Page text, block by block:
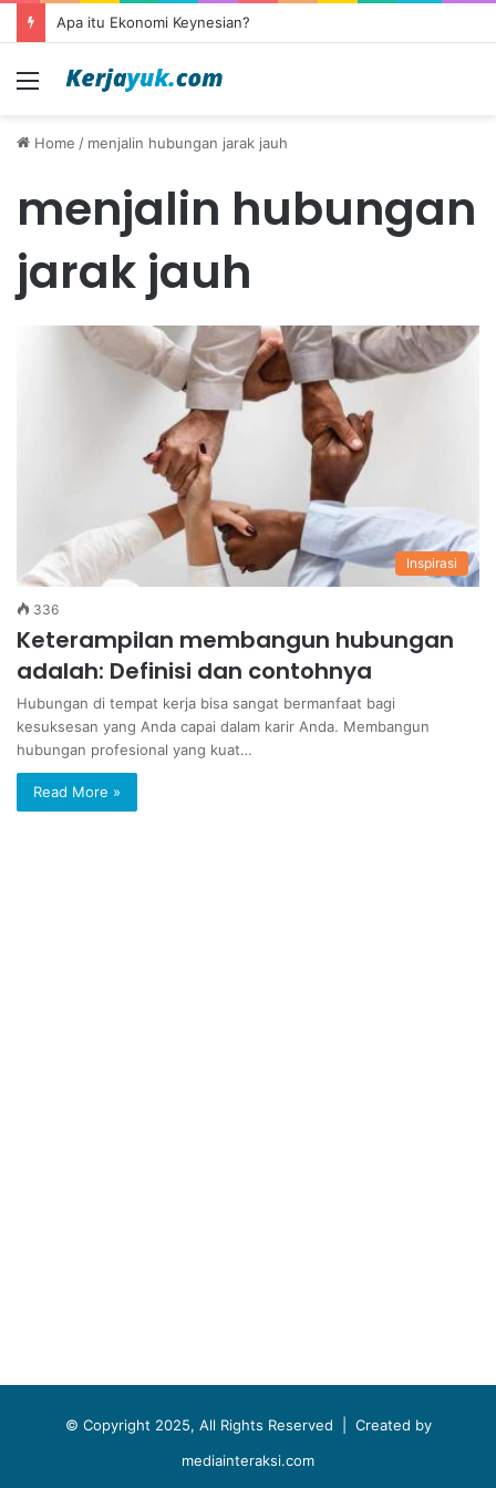
Apa itu Ekonomi Keynesian?
Menu
Home / menjalin hubungan jarak jauh
menjalin hubungan
jarak jauh
Inspirasi
336
Keterampilan membangun hubungan
adalah: Definisi dan contohnya
Hubungan di tempat kerja bisa sangat bermanfaat bagi
kesuksesan yang Anda capai dalam karir Anda. Membangun
hubungan profesional yang kuat…
Read More »
© Copyright 2025, All Rights Reserved | Created by
mediainteraksi.com